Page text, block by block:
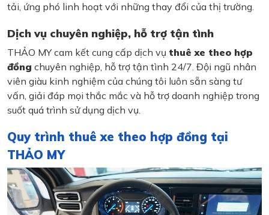
tải, ứng phó linh hoạt với những thay đổi của thị trường.
Dịch vụ chuyên nghiệp, hỗ trợ tận tình
THẢO MY cam kết cung cấp dịch vụ thuê xe theo hợp
đồng chuyên nghiệp, hỗ trợ tận tình 24/7. Đội ngũ nhân
viên giàu kinh nghiệm của chúng tôi luôn sẵn sàng tư
vấn, giải đáp mọi thắc mắc và hỗ trợ doanh nghiệp trong
suốt quá trình sử dụng dịch vụ.
Quy trình thuê xe theo hợp đồng tại
THẢO MY